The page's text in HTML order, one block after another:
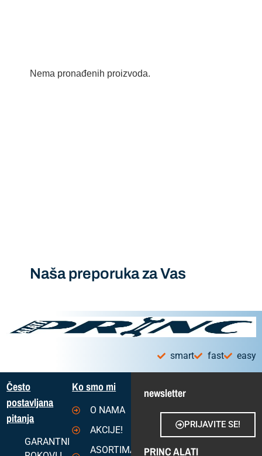
Nema pronađenih proizvoda.
Naša preporuka za Vas
smart fast easy
Često
postavljana
pitanja
GARANTNI
Ko smo mi
O NAMA
AKCIJE!
ASORTIMAN
newsletter
PRIJAVITE SE!
PRINC ALATI